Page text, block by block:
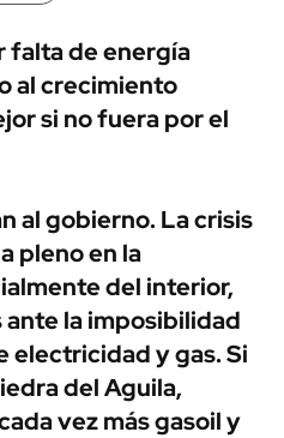
DEPORTES
LIFESTYLE
falta de energía
al crecimiento
si no fuera por el
al gobierno. La crisis
pleno en la
del interior,
la imposibilidad
electricidad y gas. Si
del Aguila,
vez más gasoil y